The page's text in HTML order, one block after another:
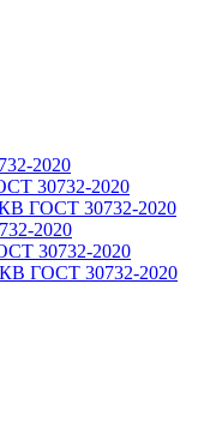
2020
30732-2020
ГОСТ 30732-2020
2020
30732-2020
ГОСТ 30732-2020